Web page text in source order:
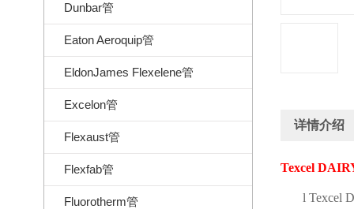
Dunbar管
Eaton Aeroquip管
EldonJames Flexelene管
Excelon管
Flexaust管
Flexfab管
Fluorotherm管
详情介绍
Texcel
l Texcel